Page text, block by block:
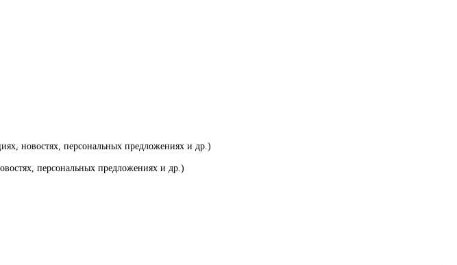
новостях, персональных предложениях и др.)
персональных предложениях и др.)